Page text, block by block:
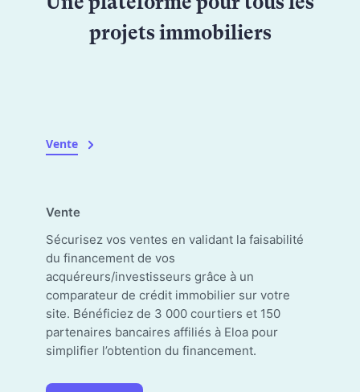
projets immobiliers
Vente
Vente
Sécurisez vos ventes en validant la faisabilité
du financement de vos
acquéreurs/investisseurs grâce à un
comparateur de crédit immobilier sur votre
site. Bénéficiez de 3 000 courtiers et 150
partenaires bancaires affiliés à Eloa pour
simplifier l’obtention du financement.